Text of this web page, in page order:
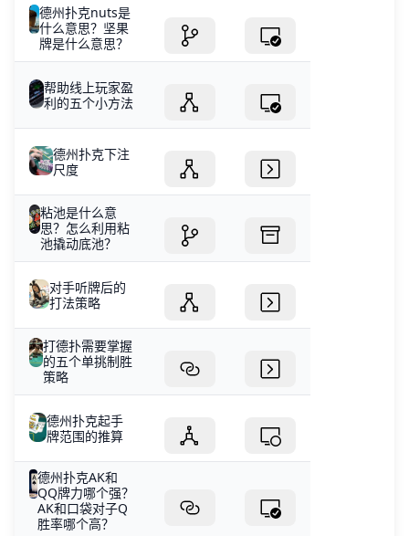
德州扑克nuts是
什么意思？坚果
牌是什么意思？
帮助线上玩家盈
利的五个小方法
德州扑克下注
尺度
粘池是什么意
思？怎么利用粘
池撬动底池？
对手听牌后的
打法策略
打德扑需要掌握
的五个单挑制胜
策略
德州扑克起手
牌范围的推算
德州扑克AK和
QQ牌力哪个强？
AK和口袋对子Q
胜率哪个高？